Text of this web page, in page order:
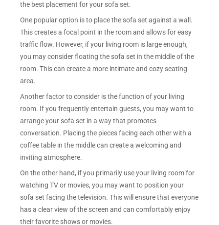
the best placement for your sofa set.
One popular option is to place the sofa set against a wall.
This creates a focal point in the room and allows for easy
traffic flow. However, if your living room is large enough,
you may consider floating the sofa set in the middle of the
room. This can create a more intimate and cozy seating
area.
Another factor to consider is the function of your living
room. If you frequently entertain guests, you may want to
arrange your sofa set in a way that promotes
conversation. Placing the pieces facing each other with a
coffee table in the middle can create a welcoming and
inviting atmosphere.
On the other hand, if you primarily use your living room for
watching TV or movies, you may want to position your
sofa set facing the television. This will ensure that everyone
has a clear view of the screen and can comfortably enjoy
their favorite shows or movies.